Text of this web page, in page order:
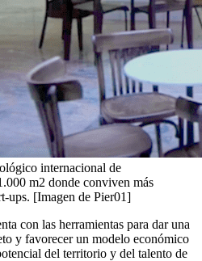
internacional de
m2 donde conviven más
ups. [Imagen de Pier01]
con las herramientas para dar una
y favorecer un modelo económico
del territorio y del talento de